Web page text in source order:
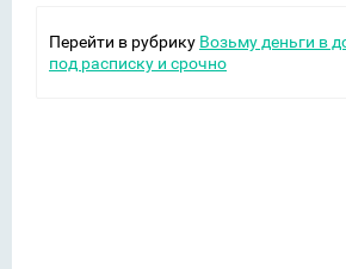
Перейти в рубрику Возьму деньги в
под расписку и срочно